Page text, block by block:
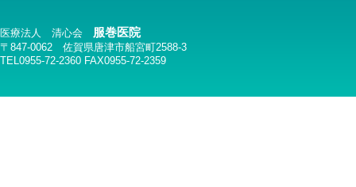
医療法人 清心会 服巻医院
〒847-0062 佐賀県唐津市船宮町2588-3
TEL0955-72-2360 FAX0955-72-2359